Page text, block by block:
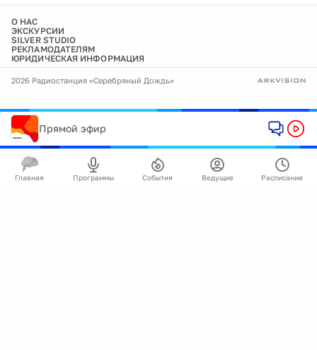
О НАС
ЭКСКУРСИИ
SILVER STUDIO
РЕКЛАМОДАТЕЛЯМ
ЮРИДИЧЕСКАЯ ИНФОРМАЦИЯ
2026 Радиостанция «Серебряный Дождь»
Прямой эфир
Главная Программы События Ведущие Расписание